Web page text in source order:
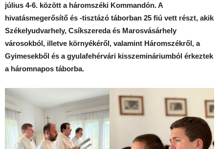
július 4-6. között a háromszéki Kommandón. A
hivatásmegerősítő és -tisztázó táborban 25 fiú vett részt, akik
Székelyudvarhely, Csíkszereda és Marosvásárhely
városokból, illetve környékéről, valamint Háromszékről, a
Gyimesekből és a gyulafehérvári kisszemináriumból érkeztek
a háromnapos táborba.